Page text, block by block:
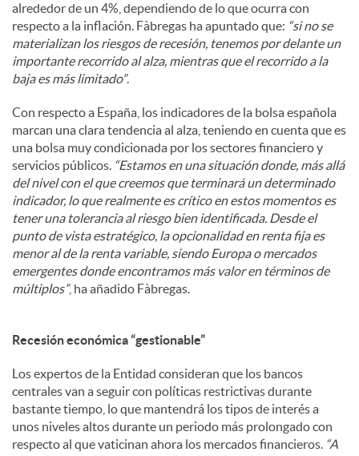
alrededor de un 4%, dependiendo de lo que ocurra con
respecto a la inflación. Fàbregas ha apuntado que: “si no se
materializan los riesgos de recesión, tenemos por delante un
importante recorrido al alza, mientras que el recorrido a la
baja es más limitado”.
Con respecto a España, los indicadores de la bolsa española
marcan una clara tendencia al alza, teniendo en cuenta que es
una bolsa muy condicionada por los sectores financiero y
servicios públicos. “Estamos en una situación donde, más allá
del nivel con el que creemos que terminará un determinado
indicador, lo que realmente es crítico en estos momentos es
tener una tolerancia al riesgo bien identificada. Desde el
punto de vista estratégico, la opcionalidad en renta fija es
menor al de la renta variable, siendo Europa o mercados
emergentes donde encontramos más valor en términos de
múltiplos”, ha añadido Fàbregas.
Recesión económica “gestionable”
Los expertos de la Entidad consideran que los bancos
centrales van a seguir con políticas restrictivas durante
bastante tiempo, lo que mantendrá los tipos de interés a
unos niveles altos durante un periodo más prolongado con
respecto al que vaticinan ahora los mercados financieros. “A